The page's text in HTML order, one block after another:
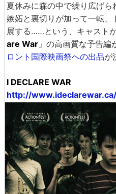
夏休みに森の中で繰り広げ
嫉妬と裏切りが加って一転、
展する……という、キャスト
are War 」の高画質な予告
ロント国際映画祭への出品が
I DECLARE WAR
http://www.ideclarewar.ca/